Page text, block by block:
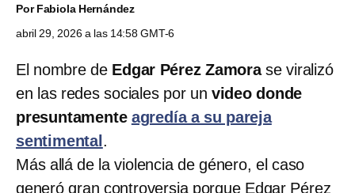
PorFabiola Hernández
abril 29, 2026 a las 14:58 GMT-6
El nombre de Edgar Pérez Zamorase viralizó
en las redes sociales por un video donde
presuntamente agredía a su pareja
sentimental .
Más allá de la violencia de género, el caso
generó gran controversia porque Edgar Pérez